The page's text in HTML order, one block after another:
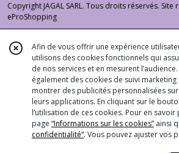
Copyright JAGAL SARL. Tous droits réservés. Site
eProShopping
Afin de vous offrir une expérience
utilisons des cookies fonctionnels qui
de nos services et en mesurent
également des cookies de suivi
montrer des publicités personnalisées
leurs applications. En cliquant sur le
l’utilisation de ces cookies. Pour en
page “Informations sur les cookies” ainsi
confidentialité“. Vous pouvez ajuster vos